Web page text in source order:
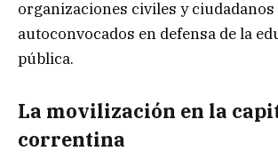
organizaciones civiles y ciudadanos
autoconvocados en defensa de la
pública.
La movilización en la
correntina